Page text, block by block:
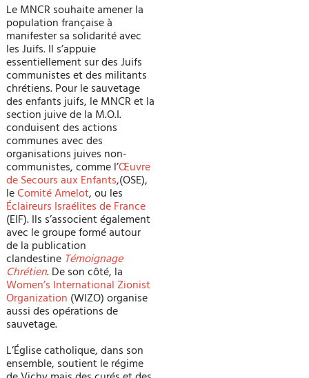
Le MNCR souhaite amener la
population française à
manifester sa solidarité avec
les Juifs. Il s’appuie
essentiellement sur des Juifs
communistes et des militants
chrétiens. Pour le sauvetage
des enfants juifs, le MNCR et la
section juive de la M.O.I.
conduisent des actions
communes avec des
organisations juives non-
communistes, comme l’Œuvre
de Secours aux Enfants,(OSE),
leComité Amelot, ou les
Éclaireurs Israélites de France
(EIF). Ils s’associent également
avec le groupe formé autour
de la publication
clandestine Témoignage
Chrétien. De son côté, la
Women’s International Zionist
Organization (WIZO) organise
aussi des opérations de
sauvetage.
L’Église catholique, dans son
ensemble, soutient le régime